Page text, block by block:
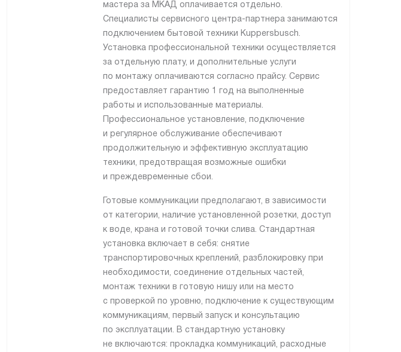
мастера за МКАД оплачивается отдельно.
Специалисты сервисного центра-партнера занимаются
подключением бытовой техники Kuppersbusch.
Установка профессиональной техники осуществляется
за отдельную плату, и дополнительные услуги
по монтажу оплачиваются согласно прайсу. Сервис
предоставляет гарантию 1 год на выполненные
работы и использованные материалы.
Профессиональное установление, подключение
и регулярное обслуживание обеспечивают
продолжительную и эффективную эксплуатацию
техники, предотвращая возможные ошибки
и преждевременные сбои.
Готовые коммуникации предполагают, в зависимости
от категории, наличие установленной розетки, доступ
к воде, крана и готовой точки слива. Стандартная
установка включает в себя: снятие
транспортировочных креплений, разблокировку при
необходимости, соединение отдельных частей,
монтаж техники в готовую нишу или на место
с проверкой по уровню, подключение к существующим
коммуникациям, первый запуск и консультацию
по эксплуатации. В стандартную установку
не включаются: прокладка коммуникаций, расходные